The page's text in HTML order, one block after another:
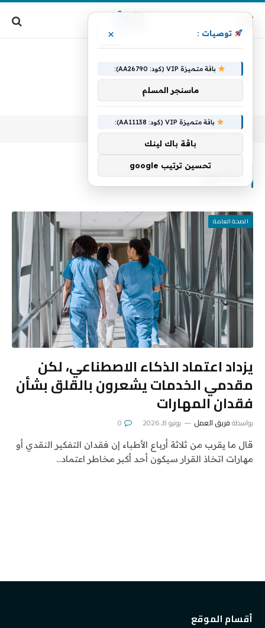
الرئيسية يشعرون
يشعرون
الصحة العامة
يزداد اعتماد الذكاء الاصطناعي، لكن
مقدمي الخدمات يشعرون بالقلق بشأن
فقدان المهارات
بواسطةفريق العمل يونيو 8, 2026 0
قال ما يقرب من ثلاثة أرباع الأطباء إن فقدان التفكير النقدي أو
مهارات اتخاذ القرار سيكون أحد أكبر مخاطر اعتماد…
أقسام الموقع
توصيات : ×
باقة متميزة VIP (كود: AA26790):
ماسنجر المسلم
باقة متميزة VIP (كود: AA11138):
باقة باك لينك
تحسين ترتيب google